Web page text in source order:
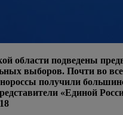
области подведены
выборов. Почти во
получили
«Единой